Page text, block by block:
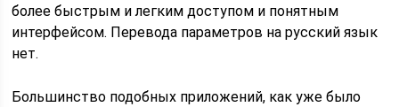
более быстрым и легким доступом и понятным
интерфейсом. Перевода параметров на русский язык
нет.
Большинство подобных приложений, как уже было